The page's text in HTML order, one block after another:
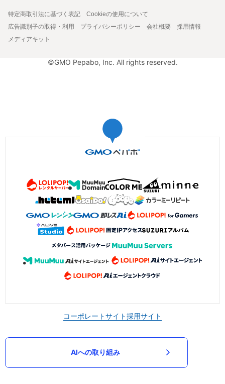
特定商取引法に基づく表記
Cookieの使用について
広告識別子の取得・利用
プライバシーポリシー 会社概要
採用情報
メディアキット
©GMO Pepabo, Inc. All rights reserved.
コーポレートサイト採用サイト
AIへの取り組み